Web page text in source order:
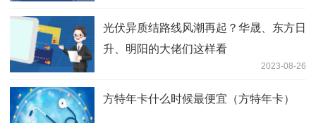
光伏异质结路线风潮再起？华晟、东方日
升、明阳的大佬们这样看
2023-08-26
方特年卡什么时候最便宜（方特年卡）